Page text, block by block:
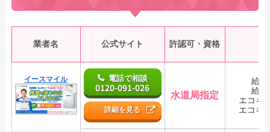
業者名 公式サイト 許認可・資格
イースマイル 電話で相談
0120-091-026
詳細を見る
水道局指定
給
給
エコキ
エコキ